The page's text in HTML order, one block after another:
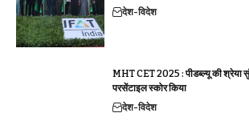
देश-विदेश
MHT CET 2025 : पीडब्ल्यू की श्रेया
परसेंटाइल स्कोर किया
देश-विदेश